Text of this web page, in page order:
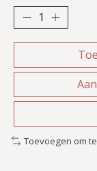
Toevoegen om